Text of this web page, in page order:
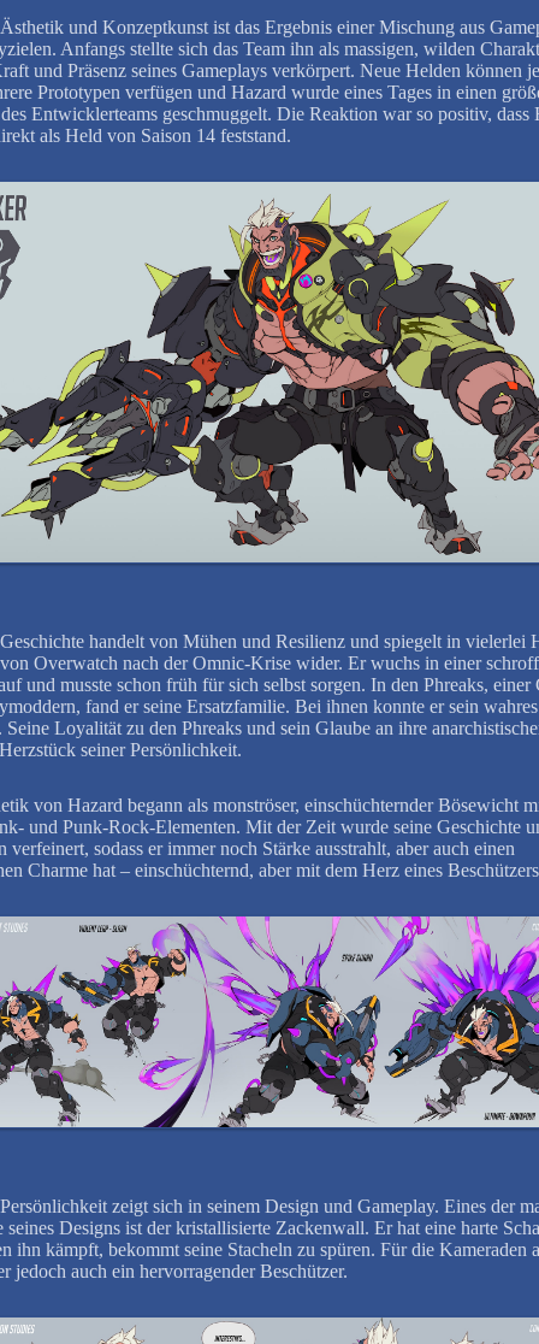
und Konzeptkunst ist das Ergebnis einer Mischung aus
Anfangs stellte sich das Team ihn als massigen, wilden
und Präsenz seines Gameplays verkörpert. Neue Helden können
Prototypen verfügen und Hazard wurde eines Tages in einen
Entwicklerteams geschmuggelt. Die Reaktion war so positiv, dass
als Held von Saison 14 feststand.
handelt von Mühen und Resilienz und spiegelt in vielerlei
Overwatch nach der Omnic-Krise wider. Er wuchs in einer
und musste schon früh für sich selbst sorgen. In den Phreaks, einer
fand er seine Ersatzfamilie. Bei ihnen konnte er sein
Seine Loyalität zu den Phreaks und sein Glaube an ihre
seiner Persönlichkeit.
von Hazard begann als monströser, einschüchternder Bösewicht
und Punk-Rock-Elementen. Mit der Zeit wurde seine Geschichte
verfeinert, sodass er immer noch Stärke ausstrahlt, aber auch einen
Charme hat – einschüchternd, aber mit dem Herz eines
zeigt sich in seinem Design und Gameplay. Eines der
seines Designs ist der kristallisierte Zackenwall. Er hat eine harte
ihn kämpft, bekommt seine Stacheln zu spüren. Für die Kameraden
jedoch auch ein hervorragender Beschützer.